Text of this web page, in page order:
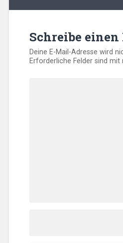
Schreibe
Deine E-Mail-Adresse wird
Erforderliche Felder sind mit